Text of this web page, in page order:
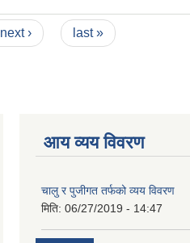
next › last »
आय व्यय विवरण
चालु र पुजीगत तर्फको व्यय विवरण
मिति: 06/27/2019 - 14:47